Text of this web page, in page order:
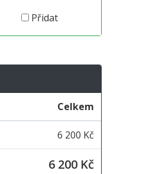
Přidat
Celkem
6 200 Kč
6 200 Kč